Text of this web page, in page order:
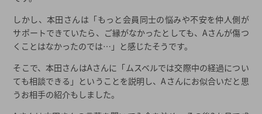
しかし、本田さんは「もっと会員同士の悩みや不安を仲人側が
サポートできていたら、ご縁がなかったとしても、Aさんが傷つ
くことはなかったのでは…」と感じたそうです。
そこで、本田さんはAさんに「ムスベルでは交際中の経過につい
ても相談できる」ということを説明し、Aさんにお似合いだと思
うお相手の紹介もしました。